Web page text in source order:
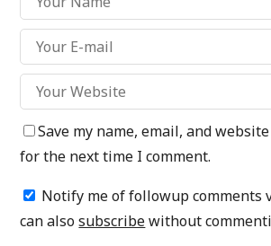
Save my name, email, and
for the next time I comment.
Notify me of followup comments
can alsosubscribewithout